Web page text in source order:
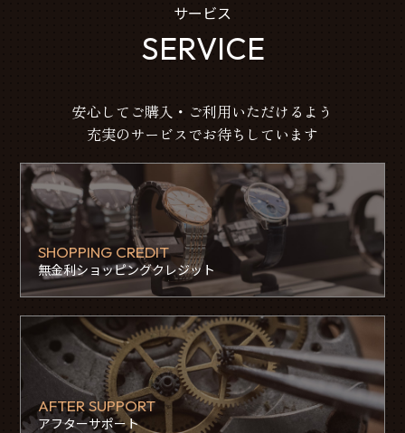
サービス
SERVICE
安心してご購入・ご利用いただけるよう
充実のサービスでお待ちしています
SHOPPING CREDIT
無金利ショッピングクレジット
AFTER SUPPORT
アフターサポート